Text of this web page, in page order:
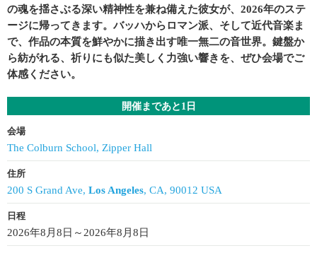
の魂を揺さぶる深い精神性を兼ね備えた彼女が、2026年のステ
ージに帰ってきます。バッハからロマン派、そして近代音楽ま
で、作品の本質を鮮やかに描き出す唯一無二の音世界。鍵盤か
ら紡がれる、祈りにも似た美しく力強い響きを、ぜひ会場でご
体感ください。
開催まであと1日
会場
The Colburn School, Zipper Hall
住所
200 S Grand Ave, Los Angeles, CA, 90012 USA
日程
2026年8月8日～2026年8月8日